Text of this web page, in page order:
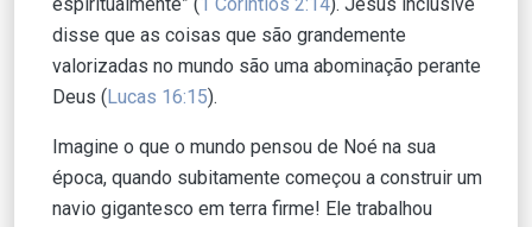
disse que as coisas que são grandemente
valorizadas no mundo são uma abominação perante
Deus (Lucas 16:15).
Imagine o que o mundo pensou de Noé na sua
época, quando subitamente começou a construir um
navio gigantesco em terra firme! Ele trabalhou